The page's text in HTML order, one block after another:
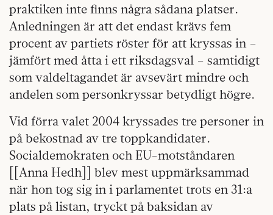
praktiken inte finns några sådana platser.
Anledningen är att det endast krävs fem
procent av partiets röster för att kryssas in –
jämfört med åtta i ett riksdagsval – samtidigt
som valdeltagandet är avsevärt mindre och
andelen som personkryssar betydligt högre.
Vid förra valet 2004 kryssades tre personer in
på bekostnad av tre toppkandidater.
Socialdemokraten och EU-motståndaren
[[Anna Hedh]] blev mest uppmärksammad
när hon tog sig in i parlamentet trots en 31:a
plats på listan, tryckt på baksidan av